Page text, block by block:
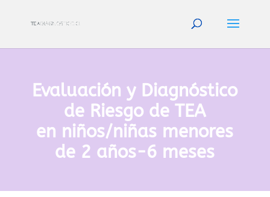
Evaluación y Diagnóstico
de Riesgo de TEA
en niños/niñas menores
de 2 años-6 meses